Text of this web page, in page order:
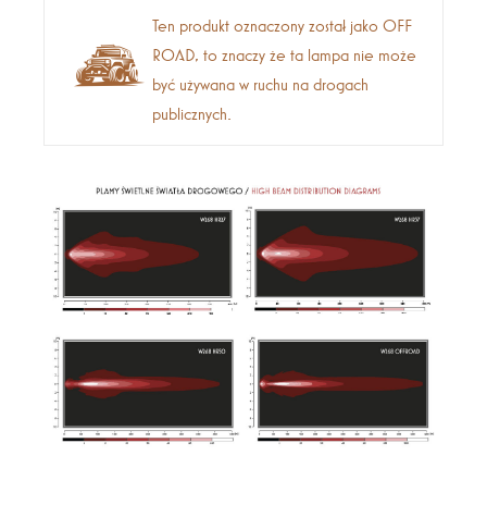
Ten produkt oznaczony został jako OFF
ROAD, to znaczy że ta lampa nie może
być używana w ruchu na drogach
publicznych.